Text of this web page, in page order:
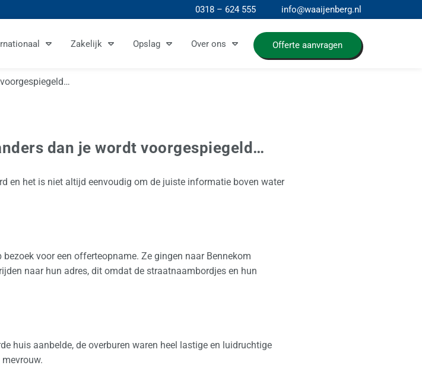
0318 – 624 555 info@waaijenberg.nl
Zakelijk Opslag Over ons Offerte aanvragen
dan je wordt voorgespiegeld…
en het is niet altijd eenvoudig om de juiste informatie boven water
voor een offerteopname. Ze gingen naar Bennekom
naar hun adres, dit omdat de straatnaambordjes en hun
huis aanbelde, de overburen waren heel lastige en luidruchtige